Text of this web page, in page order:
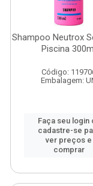
Shampoo Neutrox
Piscina
Código:
Embalagem:
Faça seu login
cadastre-se
ver preços e
comprar